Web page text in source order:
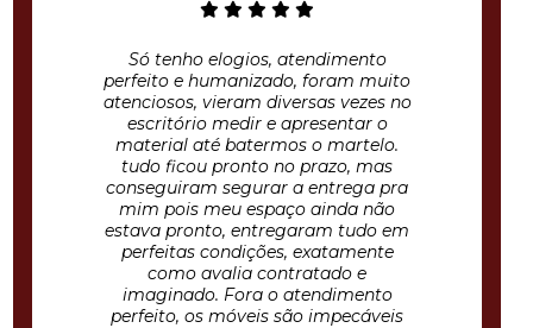
Só tenho elogios, atendimento
perfeito e humanizado, foram muito
atenciosos, vieram diversas vezes no
escritório medir e apresentar o
material até batermos o martelo.
tudo ficou pronto no prazo, mas
conseguiram segurar a entrega pra
mim pois meu espaço ainda não
estava pronto, entregaram tudo em
perfeitas condições, exatamente
como avalia contratado e
imaginado. Fora o atendimento
perfeito, os móveis são impecáveis